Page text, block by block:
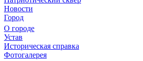
Новости
Город
О городе
Устав
Историческая справка
Фотогалерея